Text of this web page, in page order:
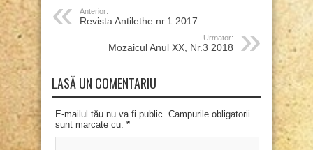
Anterior:
Revista Antilethe nr.1 2017
Urmator:
Mozaicul Anul XX, Nr.3 2018
LASĂ UN COMENTARIU
E-mailul tău nu va fi public. Campurile obligatorii
sunt marcate cu: *